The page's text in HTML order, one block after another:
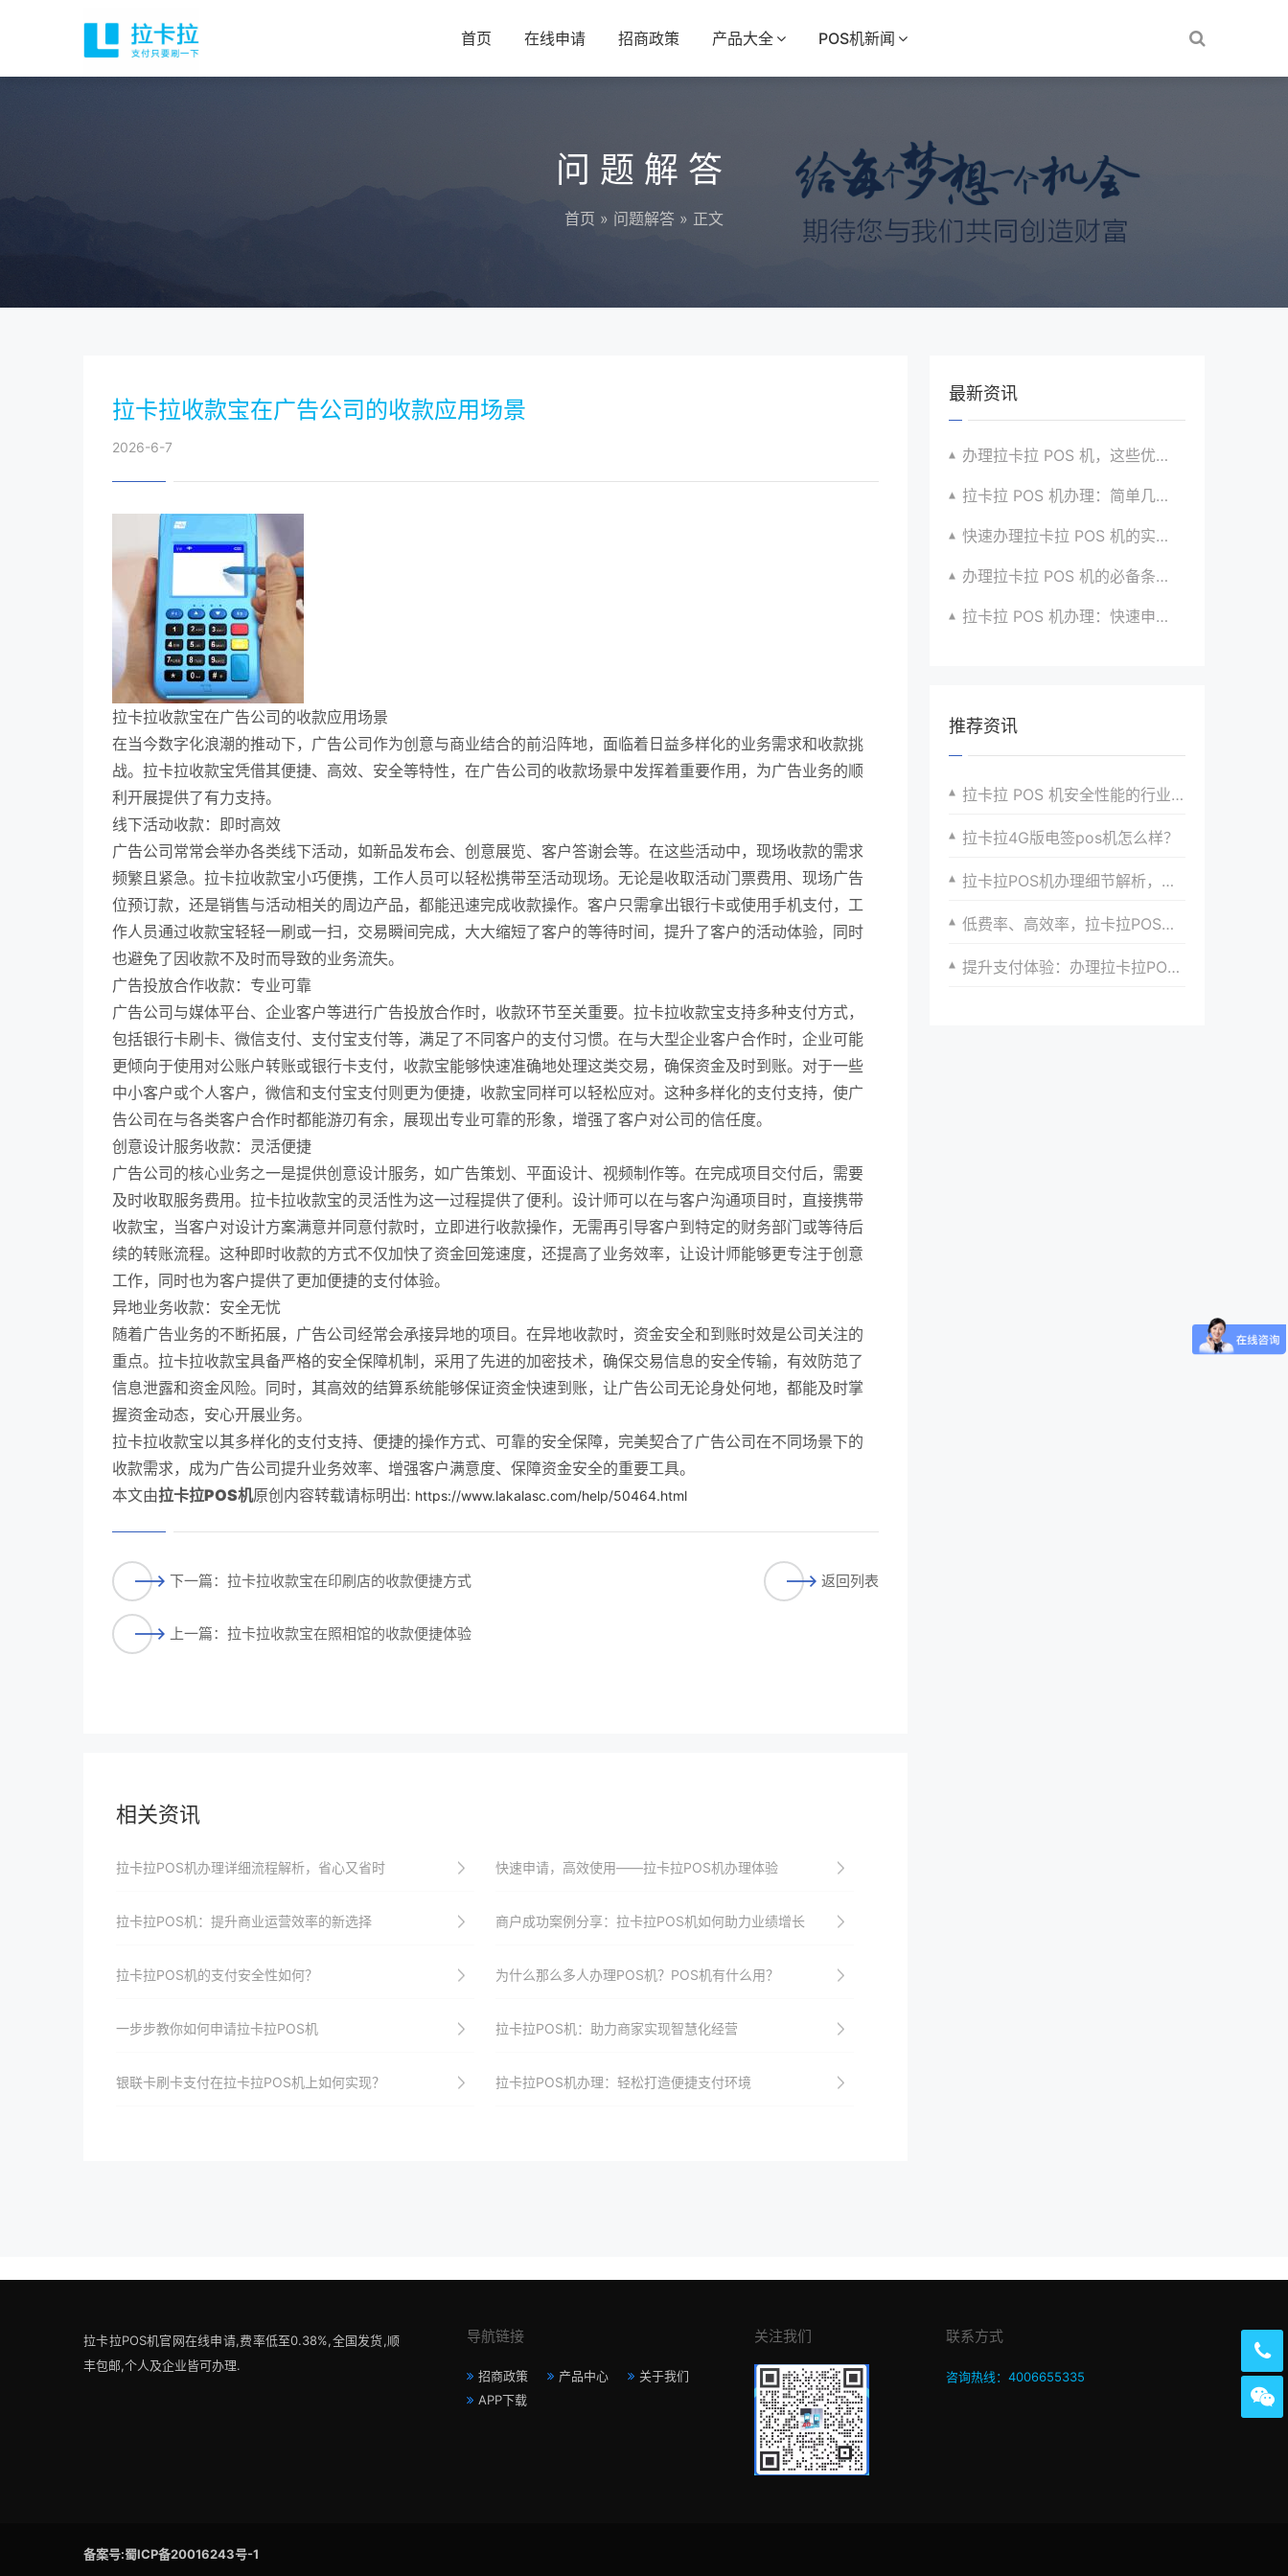
首页 在线申请 招商政策 产品大全 POS机新闻
问题解答
首页 » 问题解答 » 正文
拉卡拉收款宝在广告公司的收款应用场景
2026-6-7
拉卡拉收款宝在广告公司的收款应用场景
在当今数字化浪潮的推动下，广告公司作为创意与商业结合的前沿阵地，面临着日益多样化的业务需求和收款挑
战。拉卡拉收款宝凭借其便捷、高效、安全等特性，在广告公司的收款场景中发挥着重要作用，为广告业务的顺
利开展提供了有力支持。
线下活动收款：即时高效
广告公司常常会举办各类线下活动，如新品发布会、创意展览、客户答谢会等。在这些活动中，现场收款的需求
频繁且紧急。拉卡拉收款宝小巧便携，工作人员可以轻松携带至活动现场。无论是收取活动门票费用、现场广告
位预订款，还是销售与活动相关的周边产品，都能迅速完成收款操作。客户只需拿出银行卡或使用手机支付，工
作人员通过收款宝轻轻一刷或一扫，交易瞬间完成，大大缩短了客户的等待时间，提升了客户的活动体验，同时
也避免了因收款不及时而导致的业务流失。
广告投放合作收款：专业可靠
广告公司与媒体平台、企业客户等进行广告投放合作时，收款环节至关重要。拉卡拉收款宝支持多种支付方式，
包括银行卡刷卡、微信支付、支付宝支付等，满足了不同客户的支付习惯。在与大型企业客户合作时，企业可能
更倾向于使用对公账户转账或银行卡支付，收款宝能够快速准确地处理这类交易，确保资金及时到账。对于一些
中小客户或个人客户，微信和支付宝支付则更为便捷，收款宝同样可以轻松应对。这种多样化的支付支持，使广
告公司在与各类客户合作时都能游刃有余，展现出专业可靠的形象，增强了客户对公司的信任度。
创意设计服务收款：灵活便捷
广告公司的核心业务之一是提供创意设计服务，如广告策划、平面设计、视频制作等。在完成项目交付后，需要
及时收取服务费用。拉卡拉收款宝的灵活性为这一过程提供了便利。设计师可以在与客户沟通项目时，直接携带
收款宝，当客户对设计方案满意并同意付款时，立即进行收款操作，无需再引导客户到特定的财务部门或等待后
续的转账流程。这种即时收款的方式不仅加快了资金回笼速度，还提高了业务效率，让设计师能够更专注于创意
工作，同时也为客户提供了更加便捷的支付体验。
异地业务收款：安全无忧
随着广告业务的不断拓展，广告公司经常会承接异地的项目。在异地收款时，资金安全和到账时效是公司关注的
重点。拉卡拉收款宝具备严格的安全保障机制，采用了先进的加密技术，确保交易信息的安全传输，有效防范了
信息泄露和资金风险。同时，其高效的结算系统能够保证资金快速到账，让广告公司无论身处何地，都能及时掌
握资金动态，安心开展业务。
拉卡拉收款宝以其多样化的支付支持、便捷的操作方式、可靠的安全保障，完美契合了广告公司在不同场景下的
收款需求，成为广告公司提升业务效率、增强客户满意度、保障资金安全的重要工具。
本文由拉卡拉POS机原创内容转载请标明出: https://www.lakalasc.com/help/50464.html
下一篇：拉卡拉收款宝在印刷店的收款便捷方式
上一篇：拉卡拉收款宝在照相馆的收款便捷体验
返回列表
相关资讯
拉卡拉POS机办理详细流程解析，省心又省时 快速申请，高效使用——拉卡拉POS机办理体验
拉卡拉POS机：提升商业运营效率的新选择 商户成功案例分享：拉卡拉POS机如何助力业绩增长
拉卡拉POS机的支付安全性如何？ 为什么那么多人办理POS机？POS机有什么用？
一步步教你如何申请拉卡拉POS机 拉卡拉POS机：助力商家实现智慧化经营
银联卡刷卡支付在拉卡拉POS机上如何实现？ 拉卡拉POS机办理：轻松打造便捷支付环境
最新资讯
办理拉卡拉 POS 机，这些优势让你无法拒绝
拉卡拉 POS 机办理：简单几步，拥有便捷支付神器
快速办理拉卡拉 POS 机的实用步骤全指南
办理拉卡拉 POS 机的必备条件与申请流程详解
拉卡拉 POS 机办理：快速申请，便捷安装超省心
推荐资讯
拉卡拉 POS 机安全性能的行业对比
拉卡拉4G版电签pos机怎么样？
拉卡拉POS机办理细节解析，帮助您轻松上手
低费率、高效率，拉卡拉POS机是商家的明智之选
提升支付体验：办理拉卡拉POS机，从此告别繁琐支付流程
拉卡拉POS机官网在线申请,费率低至0.38%,全国发货,顺
丰包邮,个人及企业皆可办理.
导航链接
招商政策 产品中心
关于我们
APP下载
关注我们 联系方式
咨询热线：4006655335
备案号:蜀ICP备20016243号-1